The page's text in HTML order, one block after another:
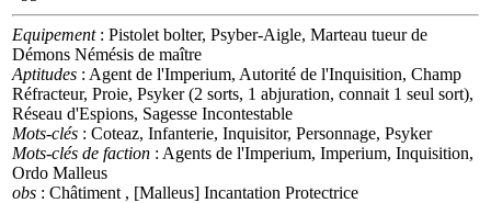
Equipement: Pistolet bolter, Psyber-Aigle, Marteau tueur de
Démons Némésis de maître
Aptitudes : Agent de l'Imperium, Autorité de l'Inquisition, Champ
Réfracteur, Proie, Psyker (2 sorts, 1 abjuration, connait 1 seul sort),
Réseau d'Espions, Sagesse Incontestable
Mots-clés : Coteaz, Infanterie, Inquisitor, Personnage, Psyker
Mots-clés de faction : Agents de l'Imperium, Imperium, Inquisition,
Ordo Malleus
obs : Châtiment , [Malleus] Incantation Protectrice